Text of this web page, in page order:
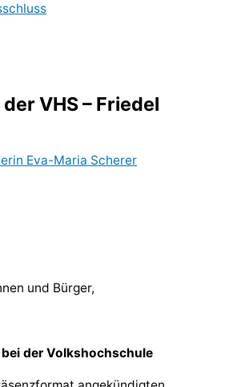
VHS – Friedel
Eva-Maria Scherer
und Bürger,
der Volkshochschule